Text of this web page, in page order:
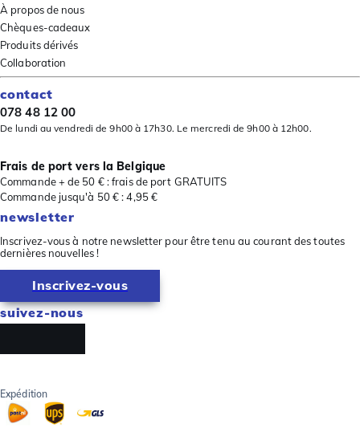
À propos de nous
Chèques-cadeaux
Produits dérivés
Collaboration
contact
078 48 12 00
De lundi au vendredi de 9h00 à 17h30. Le mercredi de 9h00 à 12h00.
Frais de port vers la Belgique
Commande + de 50 € : frais de port GRATUITS
Commande jusqu'à 50 € : 4,95 €
newsletter
Inscrivez-vous à notre newsletter pour être tenu au courant des toutes
dernières nouvelles !
Inscrivez-vous
suivez-nous
Expédition